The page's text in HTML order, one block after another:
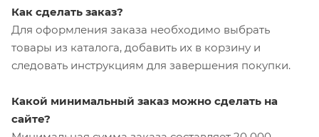
Как сделать заказ?
Для оформления заказа необходимо выбрать
товары из каталога, добавить их в корзину и
следовать инструкциям для завершения покупки.
Какой минимальный заказ можно сделать на
сайте?